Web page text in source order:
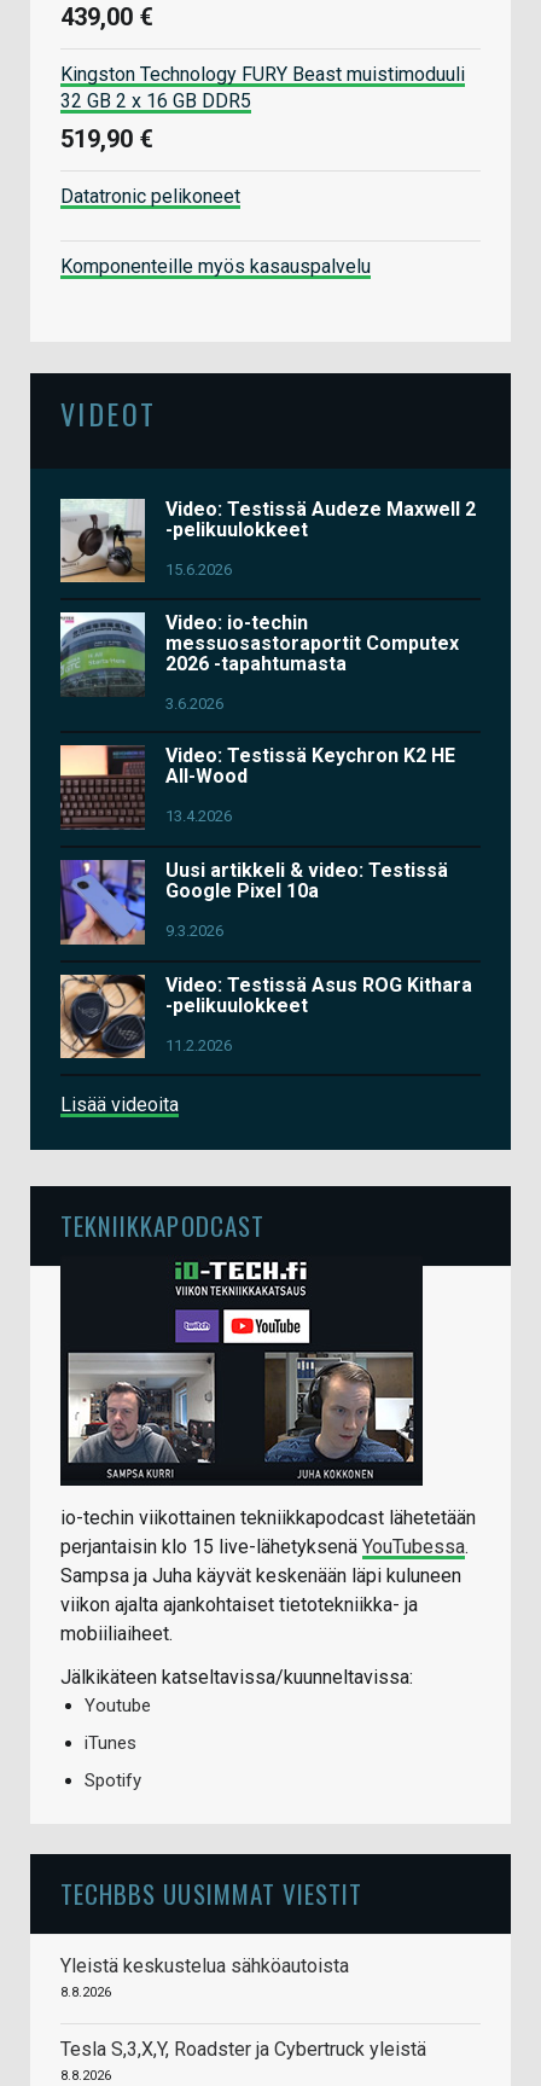
439,00 €
Kingston Technology FURY Beast muistimoduuli
32 GB 2 x 16 GB DDR5
519,90 €
Datatronic pelikoneet
Komponenteille myös kasauspalvelu
VIDEOT
Video: Testissä Audeze Maxwell 2
-pelikuulokkeet
15.6.2026
Video: io-techin
messuosastoraportit Computex
2026 -tapahtumasta
3.6.2026
Video: Testissä Keychron K2 HE
All-Wood
13.4.2026
Uusi artikkeli & video: Testissä
Google Pixel 10a
9.3.2026
Video: Testissä Asus ROG Kithara
-pelikuulokkeet
11.2.2026
Lisää videoita
TEKNIIKKAPODCAST
io-techin viikottainen tekniikkapodcast lähetetään
perjantaisin klo 15 live-lähetyksenä YouTubessa.
Sampsa ja Juha käyvät keskenään läpi kuluneen
viikon ajalta ajankohtaiset tietotekniikka- ja
mobiiliaiheet.
Jälkikäteen katseltavissa/kuunneltavissa:
Youtube
iTunes
Spotify
TECHBBS UUSIMMAT VIESTIT
Yleistä keskustelua sähköautoista
8.8.2026
Tesla S,3,X,Y, Roadster ja Cybertruck yleistä
8.8.2026